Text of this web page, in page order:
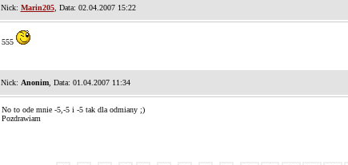
Nick: Marin205, Data: 02.04.2007 15:22
555
Nick: Anonim, Data: 01.04.2007 11:34
No to ode mnie -5,-5 i -5 tak dla odmiany ;)
Pozdrawiam